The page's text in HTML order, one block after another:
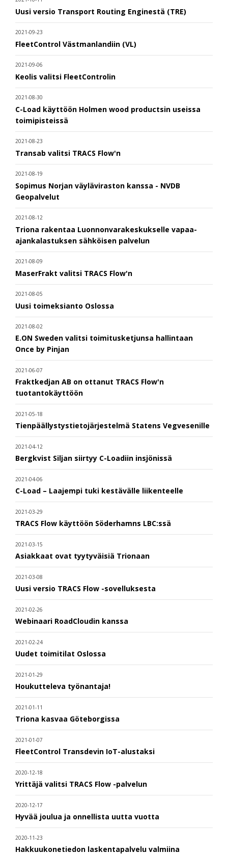
Uusi versio Transport Routing Enginestä (TRE)
2021-09-23
FleetControl Västmanlandiin (VL)
2021-09-06
Keolis valitsi FleetControlin
2021-08-30
C-Load käyttöön Holmen wood productsin useissa
toimipisteissä
2021-08-23
Transab valitsi TRACS Flow'n
2021-08-19
Sopimus Norjan väyläviraston kanssa - NVDB
Geopalvelut
2021-08-12
Triona rakentaa Luonnonvarakeskukselle vapaa-
ajankalastuksen sähköisen palvelun
2021-08-09
MaserFrakt valitsi TRACS Flow'n
2021-08-05
Uusi toimeksianto Oslossa
2021-08-02
E.ON Sweden valitsi toimitusketjunsa hallintaan
Once by Pinjan
2021-06-07
Fraktkedjan AB on ottanut TRACS Flow'n
tuotantokäyttöön
2021-05-18
Tienpäällystystietojärjestelmä Statens Vegvesenille
2021-04-12
Bergkvist Siljan siirtyy C-Loadiin insjönissä
2021-04-06
C-Load – Laajempi tuki kestävälle liikenteelle
2021-03-29
TRACS Flow käyttöön Söderhamns LBC:ssä
2021-03-15
Asiakkaat ovat tyytyväisiä Trionaan
2021-03-08
Uusi versio TRACS Flow -sovelluksesta
2021-02-26
Webinaari RoadCloudin kanssa
2021-02-24
Uudet toimitilat Oslossa
2021-01-29
Houkutteleva työnantaja!
2021-01-11
Triona kasvaa Göteborgissa
2021-01-07
FleetControl Transdevin IoT-alustaksi
2020-12-18
Yrittäjä valitsi TRACS Flow -palvelun
2020-12-17
Hyvää joulua ja onnellista uutta vuotta
2020-11-23
Hakkuukonetiedon laskentapalvelu valmiina